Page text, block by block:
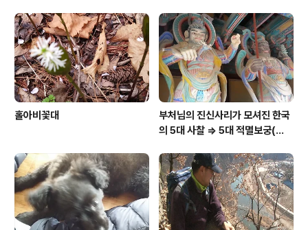
홀아비꽃대
부처님의 진신사리가 모셔진 한국
의 5대 사찰 => 5대 적멸보궁(寂